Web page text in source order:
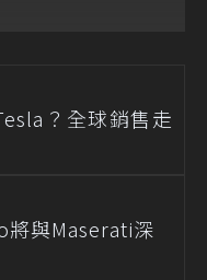
？全球銷售走
將與Maserati深